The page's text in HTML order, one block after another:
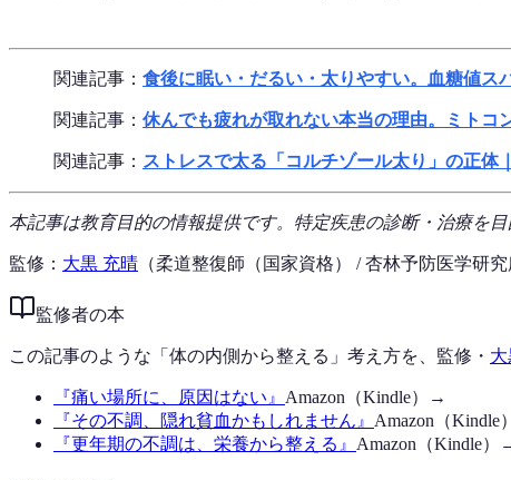
関連記事： 食後に眠い・だるい・太りやすい。血糖値ス
関連記事： 休んでも疲れが取れない本当の理由。ミトコ
関連記事： ストレスで太る「コルチゾール太り」の正体
本記事は教育目的の情報提供です。特定疾患の診断・治療を目
監修： 大黒 充晴 （柔道整復師（国家資格） / 杏林予防医学研
監修者の本
この記事のような「体の内側から整える」考え方を、監修・
『痛い場所に、原因はない 』 Amazon（Kindle）→
『その不調、隠れ貧血かもしれません 』 Amazon（Kindle
『更年期の不調は、栄養から整える 』 Amazon（Kindle）